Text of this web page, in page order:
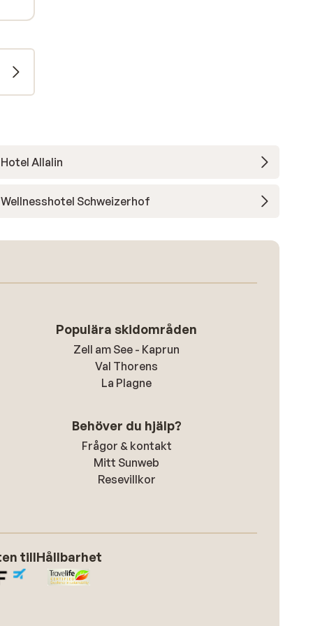
Hotel Allalin
Wellnesshotel Schweizerhof
Populära skidområden
Zell am See - Kaprun
Val Thorens
La Plagne
Behöver du hjälp?
Frågor & kontakt
Mitt Sunweb
Resevillkor
tillHållbarhet